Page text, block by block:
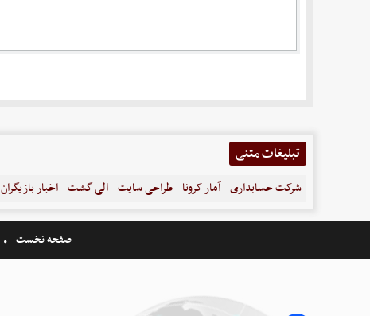
تبلیغات متنی
شرکت حسابداری آمار کرونا طراحی سایت الی گشت اخبار بازیگران
صفحه نخست